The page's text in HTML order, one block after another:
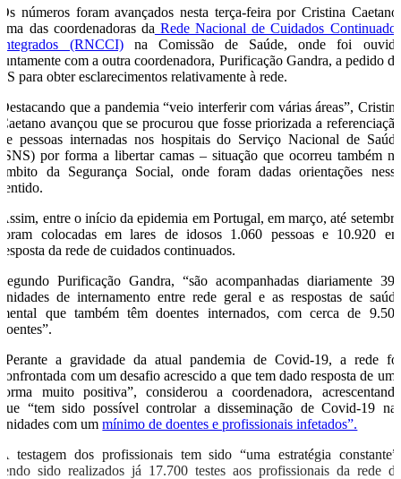
Os números foram avançados nesta terça-feira por Cristina Caetano,
uma das coordenadoras da Rede Nacional de Cuidados Continuados
Integrados (RNCCI)na Comissão de Saúde, onde foi ouvida
juntamente com a outra coordenadora, Purificação Gandra, a pedido do
PS para obter esclarecimentos relativamente à rede.
Destacando que a pandemia “veio interferir com várias áreas”, Cristina
Caetano avançou que se procurou que fosse priorizada a referenciação
de pessoas internadas nos hospitais do Serviço Nacional de Saúde
(SNS) por forma a libertar camas – situação que ocorreu também no
âmbito da Segurança Social, onde foram dadas orientações nesse
sentido.
Assim, entre o início da epidemia em Portugal, em março, até setembro
foram colocadas em lares de idosos 1.060 pessoas e 10.920 em
resposta da rede de cuidados continuados.
Segundo Purificação Gandra, “são acompanhadas diariamente 396
unidades de internamento entre rede geral e as respostas de saúde
mental que também têm doentes internados, com cerca de 9.500
doentes”.
“Perante a gravidade da atual pandemia de Covid-19, a rede foi
confrontada com um desafio acrescido a que tem dado resposta de uma
forma muito positiva”, considerou a coordenadora, acrescentando
que “tem sido possível controlar a disseminação de Covid-19 nas
unidades com ummínimo de doentes e profissionais infetados”.
A testagem dos profissionais tem sido “uma estratégia constante”,
tendo sido realizados já 17.700 testes aos profissionais da rede de